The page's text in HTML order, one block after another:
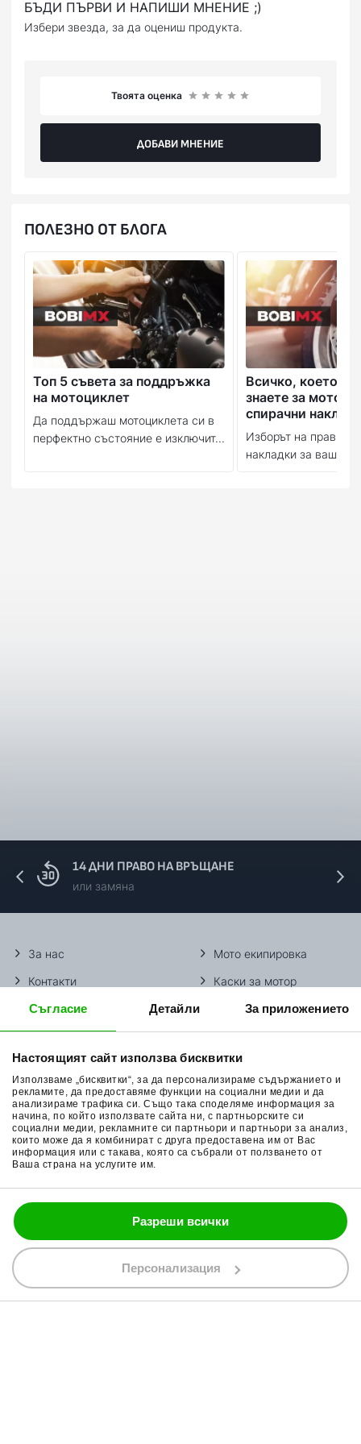
Съгласие Детайли За приложението
Настоящият сайт използва бисквитки
Използваме „бисквитки“, за да персонализираме съдържанието и
рекламите, да предоставяме функции на социални медии и да
анализираме трафика си. Също така споделяме информация за
начина, по който използвате сайта ни, с партньорските си
социални медии, рекламните си партньори и партньори за анализ,
които може да я комбинират с друга предоставена им от Вас
информация или с такава, която са събрали от ползването от
Ваша страна на услугите им.
Разреши всички
Персонализация
БЪДИ ПЪРВИ И НАПИШИ МНЕНИЕ ;)
Избери звезда, за да оцениш продукта.
Твоята оценка
ДОБАВИ МНЕНИЕ
ПОЛЕЗНО ОТ БЛОГА
Топ 5 съвета за поддръжка
на мотоциклет
Да поддържаш мотоциклета си в
перфектно състояние е изключит...
Всичко, което
знаете за
спирачни
Изборът на
накладки за вашия
14 ДНИ ПРАВО НА ВРЪЩАНЕ
или замяна
За нас
Контакти
Методи доставка
Начини плащане
Връщане на стока
Общи условия
Поверителност
Политика за бисквитки
Мото екипировка
Каски за мотор
Ботуши за мотор
Гуми за мотор
Очила за мотор
Раници за мотор
Ръкавици за мотор
Части за мотор
088 200 7002
shop@bobimx.com